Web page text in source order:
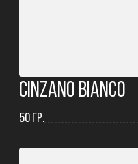
Cinzano Bianco
50 ГР.